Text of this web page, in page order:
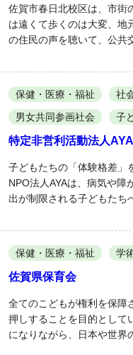
佐賀市春日北校区は、市街
は遠くて歩くのは大変、地
の住民の声を聴いて、公共
保健・医療・福祉 社
男女共同参画社会
子
特定非営利活動法人AYA
子どもたちの「体験格差」
NPO法人AYAは、病気や
出が制限される子どもたち
保健・医療・福祉 学
佐賀県保育会
全てのこどもが権利を保障
押しすることを目的として
になりながら、日本や世界